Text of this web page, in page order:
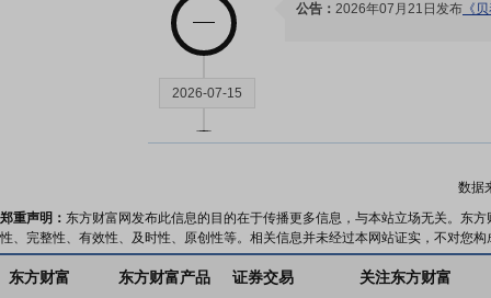
公告： 2026年07月21日发布 《
2026-07-15
2026-07-09
股东户数：2026年07月09日公
数据
郑重声明： 东方财富网发布此信息的目的在于传播更多信息，与本站立场无关。东
性、完整性、有效性、及时性、原创性等。相关信息并未经过本网站证实，不对您
东方财富 东方财富产品 证券交易 关注东方财富